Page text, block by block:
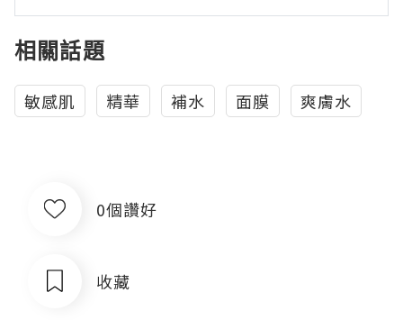
相關話題
敏感肌 精華 補水 面膜 爽膚水
0個讚好
收藏